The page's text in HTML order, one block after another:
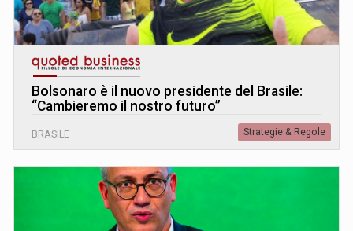
Bolsonaro è il nuovo presidente del Brasile:
“Cambieremo il nostro futuro”
BRASILE Strategie & Regole